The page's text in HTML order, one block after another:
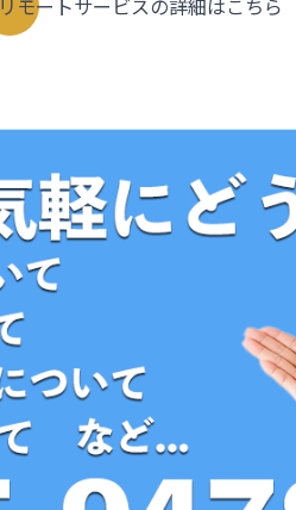
リモートサービスの詳細はこちら